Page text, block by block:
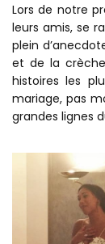
Lors de notre
leurs amis, se
plein
et de la
histoires les
mariage, pas
grandes lignes